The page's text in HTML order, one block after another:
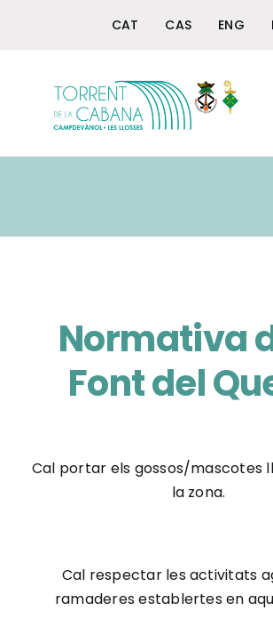
CAT CAS ENG
Inici
La Font del Querol
Normativa
Font del
Cal portar els gossos/mascotes
la zona.
Cal respectar les activitats
ramaderes establertes en